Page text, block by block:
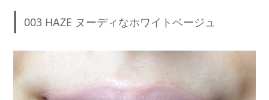
003 HAZE ヌーディなホワイトベージュ